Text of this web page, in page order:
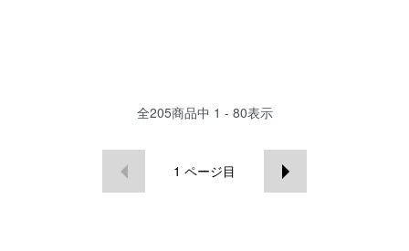
全205商品中 1 - 80表示
1 ページ目